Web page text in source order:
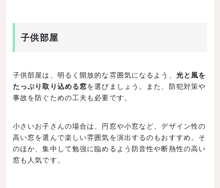
子供部屋
子供部屋は、明るく開放的な雰囲気になるよう、 光と風を
たっぷり取り込める窓を選びましょう。また、防犯対策や
事故を防ぐための工夫も必要です。
小さいお子さんの場合は、円窓や小窓など、デザイン性の
高い窓を選んで楽しい雰囲気を演出するのもおすすめ。そ
のほか、集中して勉強に臨めるよう防音性や断熱性の高い
窓も人気です。